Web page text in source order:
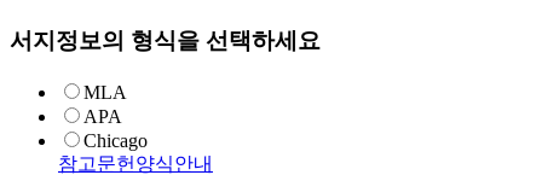
서지정보의 형식을 선택하세요
MLA
APA
Chicago
참고문헌양식안내